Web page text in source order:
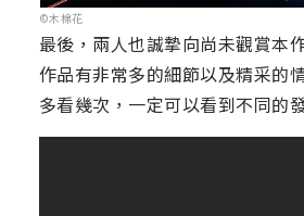
©木棉花
最後，兩人也誠摯向尚未觀賞本
作品有非常多的細節以及精采的
多看幾次，一定可以看到不同的